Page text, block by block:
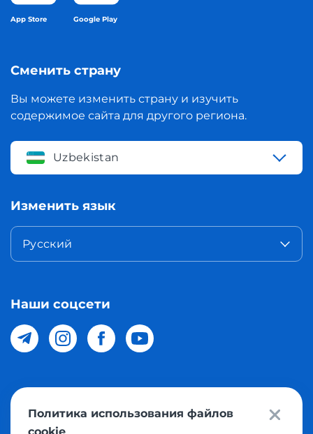
App Store Google Play
Сменить страну
Вы можете изменить страну и изучить
содержимое сайта для другого региона.
Uzbekistan
Изменить язык
Русский
Наши соцсети
© 2026 Meest Shopping доставка покупок с интернет
магазинов мира в Узбекистан. Все права защищены
Политика использования файлов